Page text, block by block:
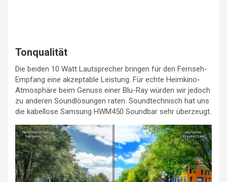
Tonqualität
Die beiden 10 Watt Lautsprecher bringen für den Fernseh-
Empfang eine akzeptable Leistung. Für echte Heimkino-
Atmosphäre beim Genuss einer Blu-Ray würden wir jedoch
zu anderen Soundlösungen raten. Soundtechnisch hat uns
die kabellose Samsung HWM450 Soundbar sehr überzeugt.